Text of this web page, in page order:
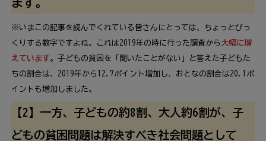
ます。
※いまこの記事を読んでくれている皆さんにとっては、ちょっとびっ
くりする数字ですよね。これは2019年の 時に行った調査から 大幅に増
えています。子どもの貧困 を「 聞 いたことがない」と答えた子どもた
ちの割合は、2019年から12.7ポイント増加 し、おとなの割合は20.1ポ
イントも増加 しました。
【2】 一方、 子どもの約8割 、 大人約6割が、 子
どもの貧困 問題は解決すべき社会問題として